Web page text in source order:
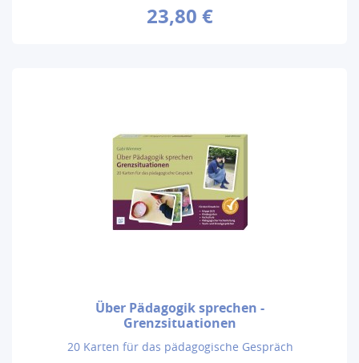
23,80 €
Über Pädagogik sprechen -
Grenzsituationen
20 Karten für das pädagogische Gespräch